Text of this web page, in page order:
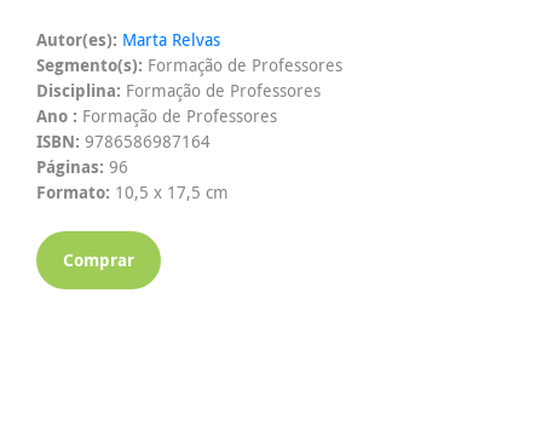
Autor(es): Marta Relvas
Segmento(s): Formação de Professores
Disciplina: Formação de Professores
Ano : Formação de Professores
ISBN: 9786586987164
Páginas: 96
Formato: 10,5 x 17,5 cm
Comprar